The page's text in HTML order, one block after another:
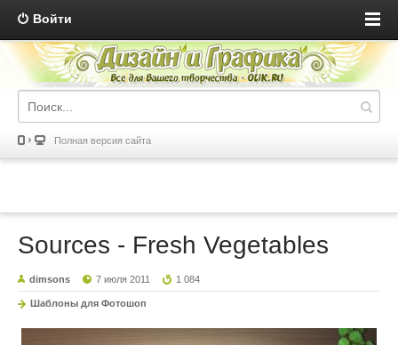
Войти
Полная версия сайта
Sources - Fresh Vegetables
dimsons 7 июля 2011 1 084
Шаблоны для Фотошоп